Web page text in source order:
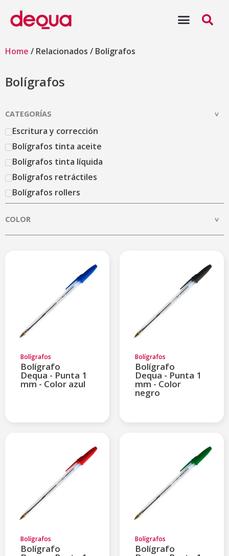
Home / Relacionados / Bolígrafos
Bolígrafos
CATEGORÍAS
Escritura y corrección
Bolígrafos tinta aceite
Bolígrafos tinta líquida
Bolígrafos retráctiles
Bolígrafos rollers
COLOR
Bolígrafos
Bolígrafo
Dequa - Punta 1
mm - Color azul
Bolígrafos
Bolígrafo
Dequa - Punta 1
mm - Color
negro
Bolígrafos
Bolígrafo
Bolígrafos
Bolígrafo